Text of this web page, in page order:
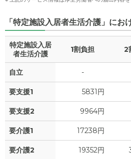
「特定施設入居者生活介護」にお
特定施設入居
者生活介護
1割負担 2
自立 -
要支援1 5831円
要支援2 9964円
要介護1 17238円
要介護2 19352円